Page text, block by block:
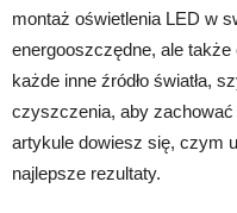
montaż oświetlenia LED w
energooszczędne, ale także
każde inne źródło światła,
czyszczenia, aby
artykule dowiesz się, czym
najlepsze rezultaty.